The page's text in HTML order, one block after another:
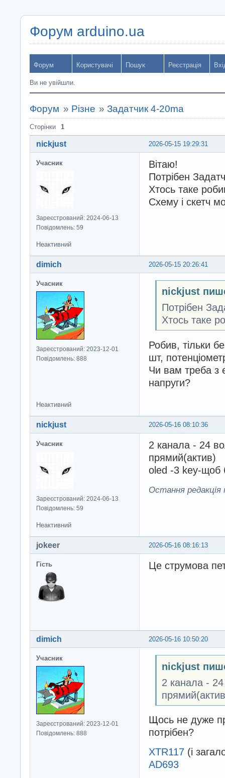
Форум arduino.ua
Форум Користувачі Пошук Реєстрація
Ви не увійшли.
Форум » Різне »Задатчик 4-20ma
Сторінки 1
2026-05-15 19:29:31
nickjust
Учасник
Зареєстрований: 2024-06-13
Повідомлень: 59
Вітаю!
Потрібен
Хтось таке
Схему і скетч
Неактивний
2026-05-15 20:26:41
dimich
Учасник
Зареєстрований: 2023-12-01
Повідомлень: 888
nickjust
Потрібен
Хтось таке
Робив, тільки
шт,
Чи вам треба з
напруги?
Неактивний
2026-05-16 08:10:36
nickjust
Учасник
Зареєстрований: 2024-06-13
Повідомлень: 59
2 канала - 24
прямий(актив)
oled -3 key-щоб
Остання редакція
Неактивний
2026-05-16 08:16:13
jokeer
Гість Це струмова
2026-05-16 10:50:20
dimich
Учасник
Зареєстрований: 2023-12-01
Повідомлень: 888
nickjust
2 канала -
Щось не дуже
потрібен?
XTR117 (і
AD693